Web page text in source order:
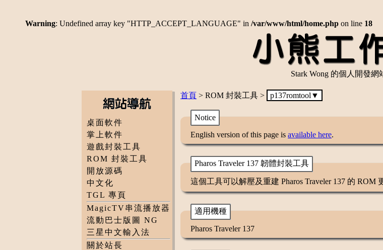
Warning: Undefined array key "HTTP_ACCEPT_LANGUAGE" in /var/www/html/home.php on line 18
Stark Wong 的個人開發網
桌面軟件
掌上軟件
遊戲封裝工具
ROM 封裝工具
開放源碼
中文化
TGL 專頁
MagicTV串流播放器
流動巴士版圖 NG
三星中文輸入法
關於站長
首頁 > ROM 封裝工具 > p137romtool▼
Notice
English version of this page is available here.
Pharos Traveler 137 韌體封裝工具
這個工具可以解壓及重建 Pharos Traveler 137 的 ROM
適用機種
Pharos Traveler 137